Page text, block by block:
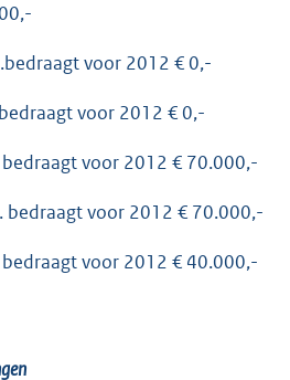
voor 2012 € 0,-
voor 2012 € 0,-
voor 2012 € 70.000,-
bedraagt voor 2012 € 70.000,-
voor 2012 € 40.000,-